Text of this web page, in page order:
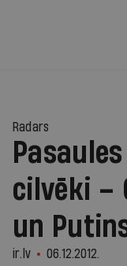
Radars
cilvēki –
un
ir.lv 06.12.2012.